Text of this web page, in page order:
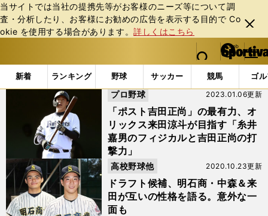
当サイトでは当社の提携先等がお客様のニーズ等について調
査・分析したり、お客様にお勧めの広告を表⽰する⽬的で Co
okie を使⽤する場合があります。詳しくはこちら
閉じ
る
web Sportiva (webスポルティーバ)
検索
マイペ
ー
ジ
メニュ
新着 ランキング 野球 サッカー 競馬 ゴ
b
ス
バ
「#明石商」の最新ニュース・ 情報
「ポスト吉田正尚」の最有力、オ
リックス来田涼斗が目指す「糸井
嘉男のフィジカルと吉田正尚の打
撃力」
2023.01.06更新
プロ野球
ドラフト候補、明石商・中森＆来
田が互いの性格を語る。意外な一
面も
2020.10.23更新
高校野球他